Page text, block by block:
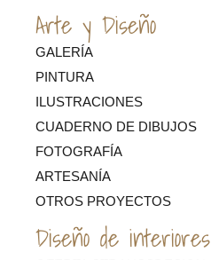
Arte y Diseño
GALERÍA
PINTURA
ILUSTRACIONES
CUADERNO DE DIBUJOS
FOTOGRAFÍA
ARTESANÍA
OTROS PROYECTOS
Diseño de interiores